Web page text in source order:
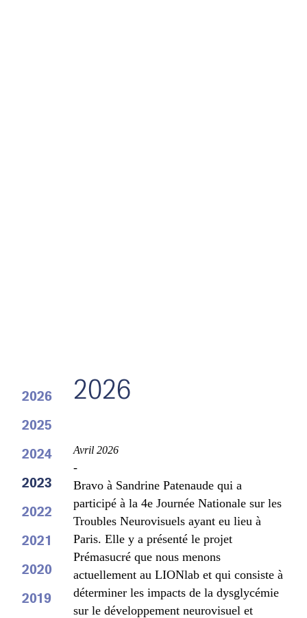
2026
2025
2024
2023
2022
2021
2020
2019
2026
Avril 2026
-
Bravo à Sandrine Patenaude qui a
participé à la 4e Journée Nationale sur les
Troubles Neurovisuels ayant eu lieu à
Paris. Elle y a présenté le projet
Prémasucré que nous menons
actuellement au LIONlab et qui consiste à
déterminer les impacts de la dysglycémie
sur le développement neurovisuel et